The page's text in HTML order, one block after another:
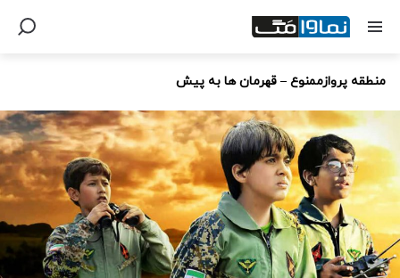
منطقه پروازممنوع – قهرمان ها به پیش